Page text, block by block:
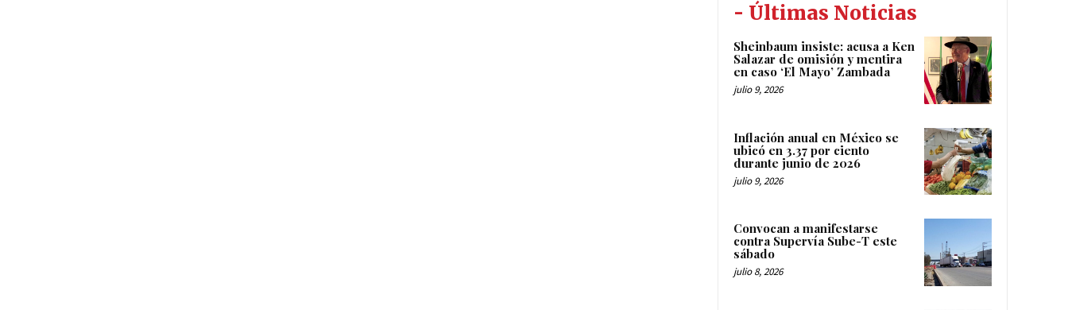
- Últimas Noticias
Sheinbaum insiste: acusa a Ken
Salazar de omisión y mentira
en caso ‘El Mayo’ Zambada
julio 9, 2026
Inflación anual en México se
ubicó en 3.37 por ciento
durante junio de 2026
julio 9, 2026
Convocan a manifestarse
contra Supervía Sube-T este
sábado
julio 8, 2026